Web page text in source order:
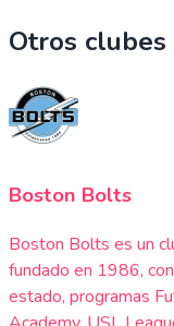
Otros clubes
Boston Bolts
Boston Bolts es un
fundado en 1986,
estado, programas